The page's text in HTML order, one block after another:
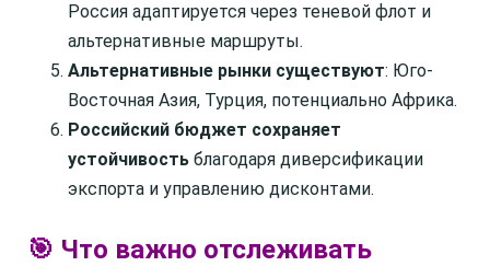
Россия адаптируется через теневой флот и
альтернативные маршруты.
Альтернативные рынки существуют: Юго-
Восточная Азия, Турция, потенциально Африка.
Российский бюджет сохраняет
устойчивость благодаря диверсификации
экспорта и управлению дисконтами.
🎯 Что важно отслеживать